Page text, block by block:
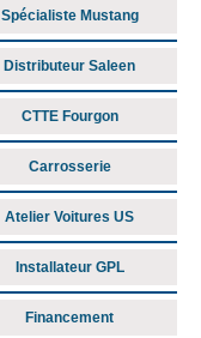
Spécialiste Mustang
Distributeur Saleen
CTTE Fourgon
Carrosserie
Atelier Voitures US
Installateur GPL
Financement